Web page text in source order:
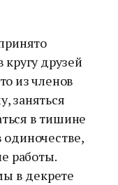
друзей
из членов
заняться
в тишине
одиночестве,
работы.
в декрете